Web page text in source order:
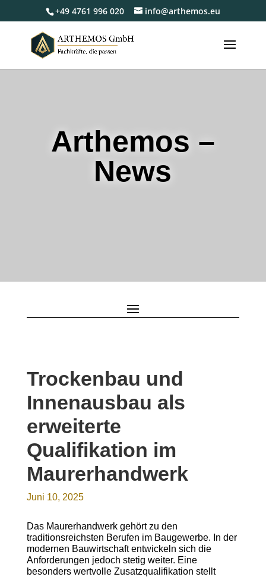
+49 4761 996 020 info@arthemos.eu
Arthemos –
News
Trockenbau und
Innenausbau als
erweiterte
Qualifikation im
Maurerhandwerk
Juni 10, 2025
Das Maurerhandwerk gehört zu den
traditionsreichsten Berufen im Baugewerbe. In der
modernen Bauwirtschaft entwickeln sich die
Anforderungen jedoch stetig weiter. Eine
besonders wertvolle Zusatzqualifikation stellt